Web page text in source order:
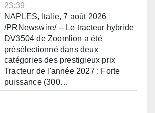
23:39
NAPLES, Italie, 7 août 2026
/PRNewswire/ -- Le tracteur hybride
DV3504 de Zoomlion a été
présélectionné dans deux
catégories des prestigieux prix
Tracteur de l'année 2027 : Forte
puissance (300…